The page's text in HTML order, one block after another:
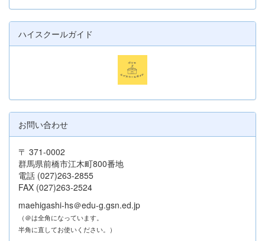
ハイスクールガイド
お問い合わせ
〒 371-0002
群馬県前橋市江木町800番地
電話 (027)263-2855
FAX (027)263-2524
maehigashi-hs＠edu-g.gsn.ed.jp
（＠は全角になっています。
半角に直してお使いください。）